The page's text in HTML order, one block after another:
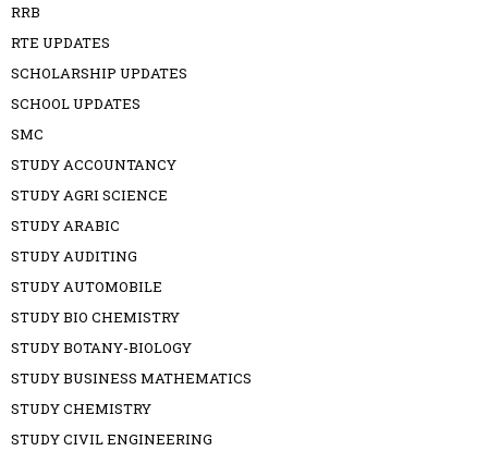
RRB
RTE UPDATES
SCHOLARSHIP UPDATES
SCHOOL UPDATES
SMC
STUDY ACCOUNTANCY
STUDY AGRI SCIENCE
STUDY ARABIC
STUDY AUDITING
STUDY AUTOMOBILE
STUDY BIO CHEMISTRY
STUDY BOTANY-BIOLOGY
STUDY BUSINESS MATHEMATICS
STUDY CHEMISTRY
STUDY CIVIL ENGINEERING